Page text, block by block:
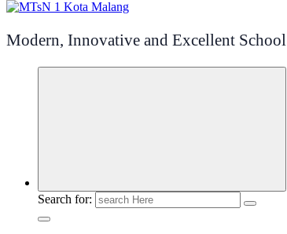
Modern, Innovative and Excellent School
Search for: